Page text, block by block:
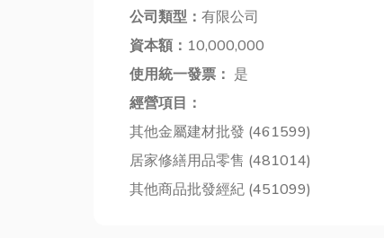
公司類型： 有限公司
資本額： 10,000,000
使用統一發票： 是
經營項目：
其他金屬建材批發 (461599)
居家修繕用品零售 (481014)
其他商品批發經紀 (451099)